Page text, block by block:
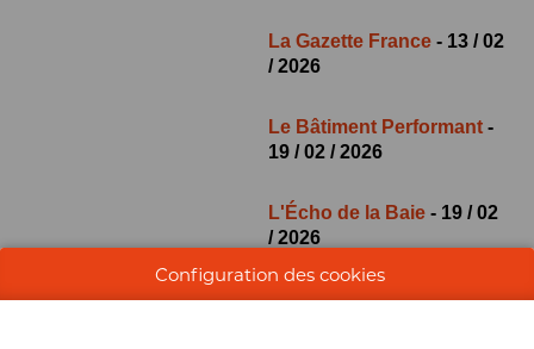
La Gazette France - 13 / 02
/ 2026
Le Bâtiment Performant -
19 / 02 / 2026
L'Écho de la Baie - 19 / 02
/ 2026
Le Moniteur- 19 / 02 /
Configuration des cookies